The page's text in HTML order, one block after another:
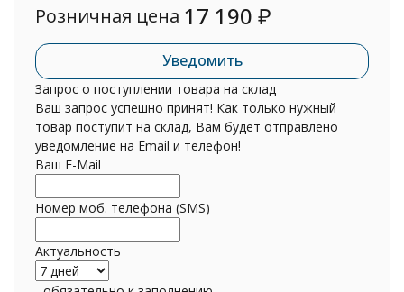
Розничная цена 17 190 ₽
Уведомить
Запрос о поступлении товара на склад
Ваш запрос успешно принят! Как только нужный
товар поступит на склад, Вам будет отправлено
уведомление на Email и телефон!
Ваш E-Mail
Номер моб. телефона (SMS)
Актуальность